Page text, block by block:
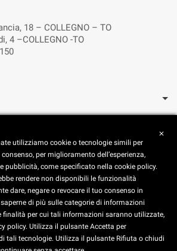
18 – COLLEGNO – TO
4 –COLLEGNO -TO
Cookies
- Corso Francia, 18 - 10093 Collegno (TO) -
- 011 40.37.465 - 011 41.17.965 - Fax +39
close
utilizziamo cookie o tecnologie simili per
per miglioramento dell’esperienza,
pubblicità, come specificato nella cookie policy.
rendere non disponibili le funzionalità
dare, negare o revocare il tuo consenso in
di più sulle categorie di informazioni
finalità per cui tali informazioni saranno utilizzate,
policy. Utilizza il pulsante Accetta per
tali tecnologie. Utilizza il pulsante Rifiuta o chiudi